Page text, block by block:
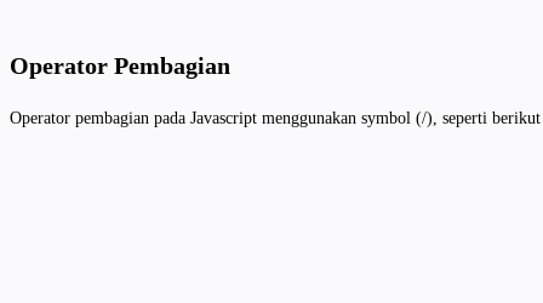
Operator Pembagian
Operator pembagian pada Javascript menggunakan symbol (/), seperti